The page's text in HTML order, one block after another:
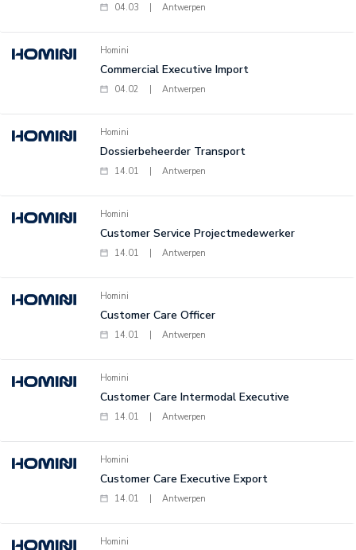
04.03 Antwerpen
Homini
Commercial Executive Import
04.02 Antwerpen
Homini
Dossierbeheerder Transport
14.01 Antwerpen
Homini
Customer Service Projectmedewerker
14.01 Antwerpen
Homini
Customer Care Officer
14.01 Antwerpen
Homini
Customer Care Intermodal Executive
14.01 Antwerpen
Homini
Customer Care Executive Export
14.01 Antwerpen
Homini